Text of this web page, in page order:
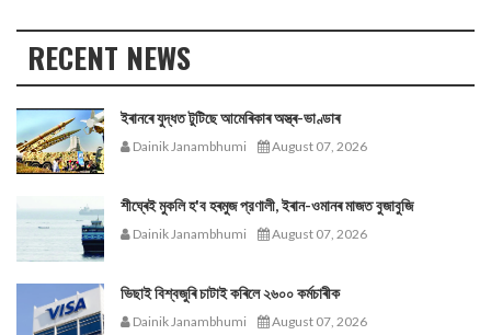
RECENT NEWS
ইৰানৰে যুদ্ধত টুটিছে আমেৰিকাৰ অস্ত্ৰ-ভাণ্ডাৰ
Dainik Janambhumi August 07, 2026
শীঘ্ৰেই মুকলি হ'ব হৰমুজ প্রণালী, ইৰান-ওমানৰ মাজত বুজাবুজি
Dainik Janambhumi August 07, 2026
ভিছাই বিশ্বজুৰি চাটাই কৰিলে ২৬০০ কৰ্মচাৰীক
Dainik Janambhumi August 07, 2026